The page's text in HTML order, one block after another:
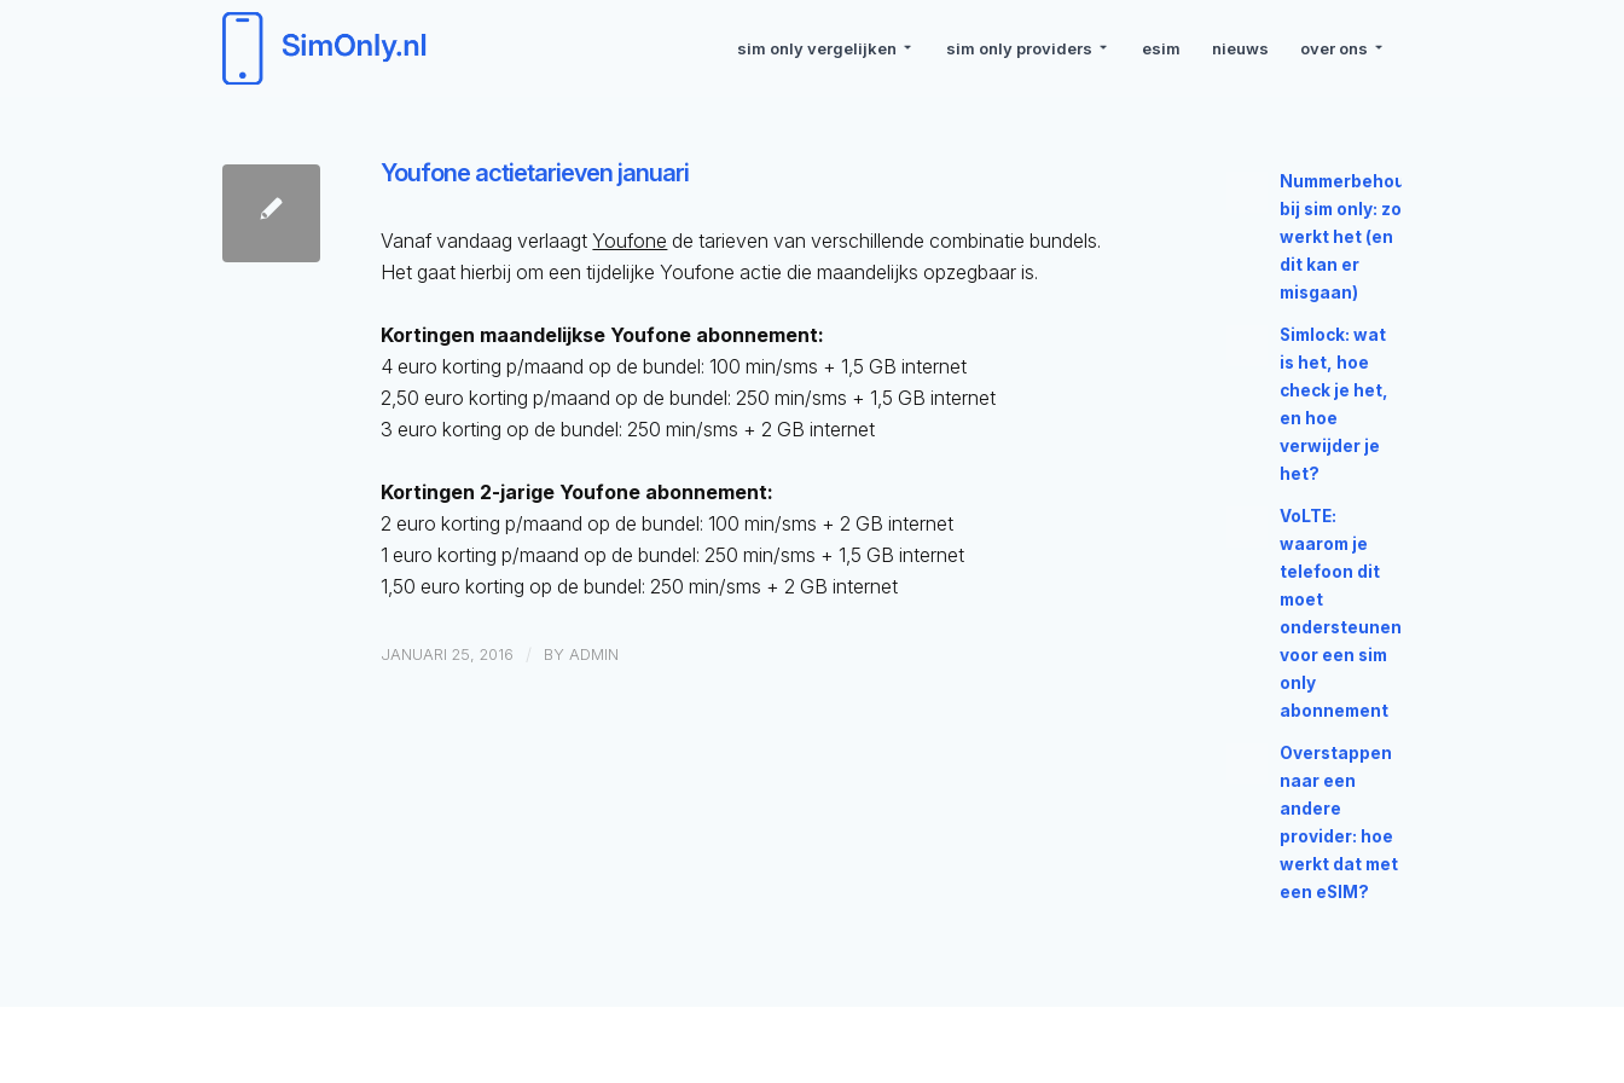
sim only vergelijken sim only providers esim nieuws over ons
Youfone actietarieven januari
Vanaf vandaag verlaagtYoufone de tarieven van verschillende combinatie bundels.
Het gaat hierbij om een tijdelijke Youfone actie die maandelijks opzegbaar is.
Kortingen maandelijkse Youfone abonnement:
4 euro korting p/maand op de bundel: 100 min/sms + 1,5 GB internet
2,50 euro korting p/maand op de bundel: 250 min/sms + 1,5 GB internet
3 euro korting op de bundel: 250 min/sms + 2 GB internet
Kortingen 2-jarige Youfone abonnement:
2 euro korting p/maand op de bundel: 100 min/sms + 2 GB internet
1 euro korting p/maand op de bundel: 250 min/sms + 1,5 GB internet
1,50 euro korting op de bundel: 250 min/sms + 2 GB internet
JANUARI 25, 2016 / BY ADMIN
Nummerbehoud
bij sim only: zo
werkt het (en
dit kan er
misgaan)
Simlock: wat
is het, hoe
check je het,
en hoe
verwijder je
het?
VoLTE:
waarom je
telefoon dit
moet
ondersteunen
voor een sim
only
abonnement
Overstappen
naar een
andere
provider: hoe
werkt dat met
een eSIM?